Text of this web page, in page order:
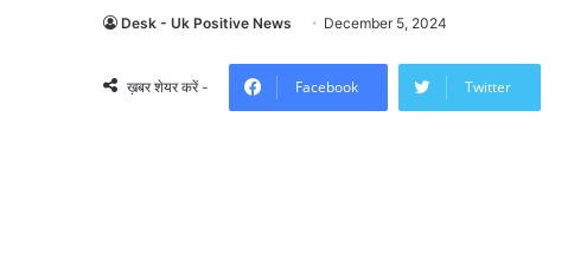
Desk - Uk Positive News December 5, 2024
ख़बर शेयर करें - Facebook Twitter